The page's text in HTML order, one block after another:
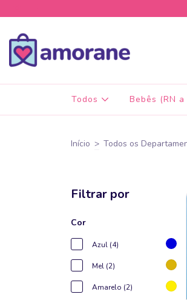
Todos Bebês (RN a
Início > Todos os
Filtrar por
Cor
Azul (4)
Mel (2)
Amarelo (2)